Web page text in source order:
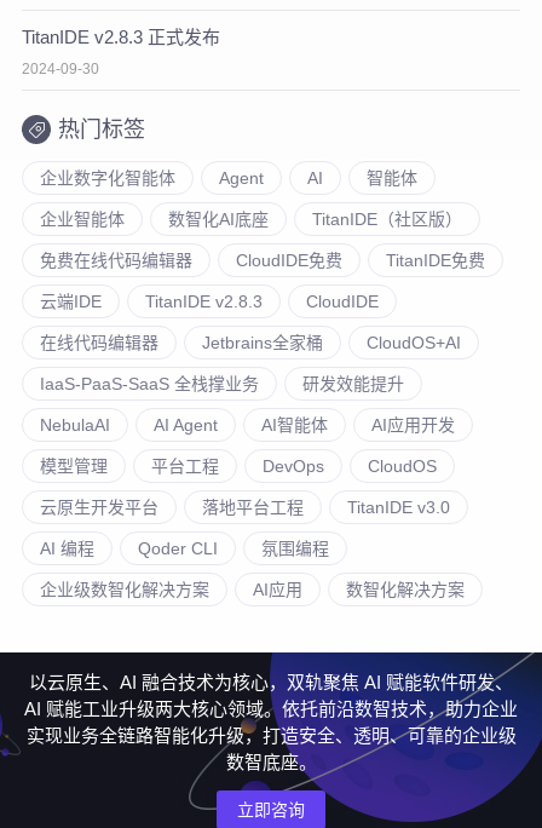
TitanIDE v2.8.3 正式发布
2024-09-30
热门标签
企业数字化智能体 Agent AI 智能体
企业智能体 数智化AI底座 TitanIDE（社区版）
免费在线代码编辑器 CloudIDE免费 TitanIDE免费
云端IDE TitanIDE v2.8.3 CloudIDE
在线代码编辑器 Jetbrains全家桶 CloudOS+AI
IaaS-PaaS-SaaS 全栈撑业务 研发效能提升
NebulaAI AI Agent AI智能体 AI应用开发
模型管理 平台工程 DevOps CloudOS
云原生开发平台 落地平台工程 TitanIDE v3.0
AI 编程 Qoder CLI 氛围编程
企业级数智化解决方案 AI应用 数智化解决方案
以云原生、AI 融合技术为核心，双轨聚焦 AI 赋能软件研发、
AI 赋能工业升级两大核心领域。依托前沿数智技术，助力企业
实现业务全链路智能化升级，打造安全、透明、可靠的企业级
数智底座。
立即咨询